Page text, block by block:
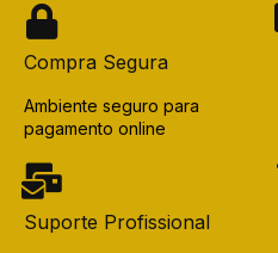
Compra Segura
Ambiente seguro para
pagamento online
Suporte Profissional